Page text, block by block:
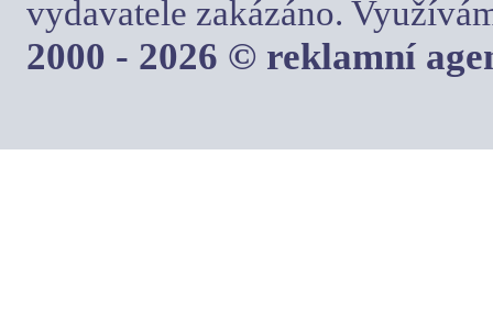
vydavatele zakázáno.
2000 - 2026 © reklamní